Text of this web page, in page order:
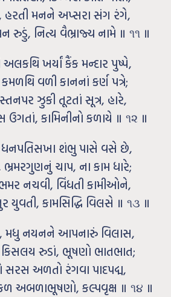
હરતી મનને અપ્સરા સંગ રંગે,
નિત્ય વૈભ્રાજ્ય નામે ॥ ૧૧ ॥
અલકથિ ખર્યાં કૈંક મન્દાર પુષ્પે,
વળી કાનનાં કર્ણ પત્રે;
ઝુકી તૂટતાં સૂત્ર, હારે,
ઉગતાં, કામિનીનો કળાયે ॥ ૧૨ ॥
ધનપતિસખા શંભુ પાસે વસે છે,
ભ્રમરગુણનું ચાપ, ના કામ ધારે;
ભમર નચવી, વિંધતી કામીઓને,
યુવતી, કામસિદ્ધિ વિલસે ॥ ૧૩ ॥
મધુ નયનને આપનારું વિલાસ,
કિસલય રુડાં, ભૂષણો ભાતભાત;
સરસ અળતો રંગવા પાદપદ્મ,
અબળાભૂષણો, કલ્પવૃક્ષ ॥ ૧૪ ॥